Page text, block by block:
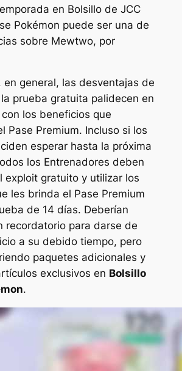
en Bolsillo de JCC
Pokémon puede ser una de
sobre Mewtwo, por
en general, las desventajas de
prueba gratuita palidecen en
los beneficios que
Pase Premium. Incluso si los
esperar hasta la próxima
los Entrenadores deben
exploit gratuito y utilizar los
les brinda el Pase Premium
de 14 días. Deberían
recordatorio para darse de
a su debido tiempo, pero
paquetes adicionales y
exclusivos en Bolsillo
.